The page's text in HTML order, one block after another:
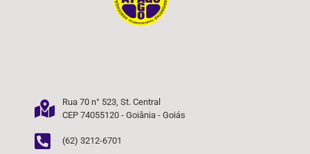
Rua 70 n° 523, St. Central
CEP 74055120 - Goiânia - Goiás
(62) 3212-6701